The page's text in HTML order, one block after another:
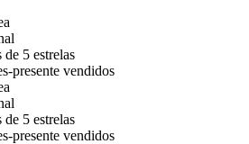
5 estrelas
presente vendidos
5 estrelas
presente vendidos